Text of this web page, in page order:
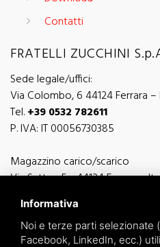
Contatti
FRATELLI ZUCCHINI
Sede legale/uffici:
Via Colombo, 6 44124 Ferrara –
Tel.+39 0532 782611
P. IVA: IT 00056730385
Magazzino carico/scarico
Via Sutter, 5 - 44124 Ferrara -
Via Finati 4/L - 4/M - 44124
Informativa
Noi e terze parti selezionate
Facebook, LinkedIn, ecc.)